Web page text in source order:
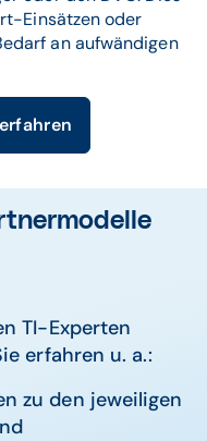
Einsätzen oder
an aufwändigen
TI-Experten
erfahren u. a.:
zu den jeweiligen